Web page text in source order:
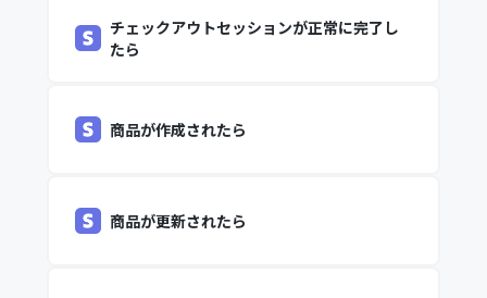
チェックアウトセッションが正常に完了し
たら
商品が作成されたら
商品が更新されたら